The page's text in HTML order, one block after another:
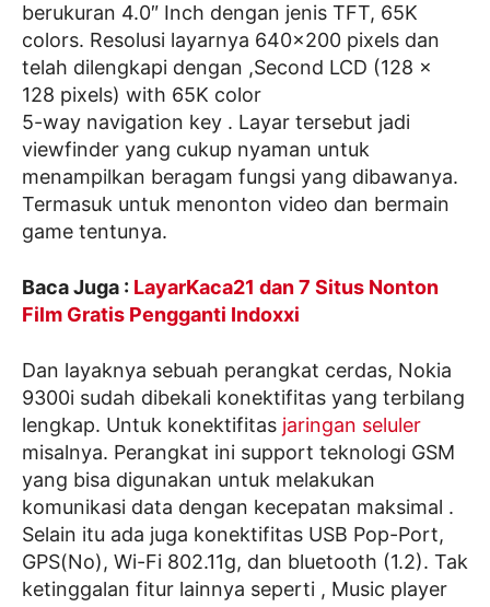
berukuran 4.0″ Inch dengan jenis TFT, 65K
colors. Resolusi layarnya 640×200 pixels dan
telah dilengkapi dengan ,Second LCD (128 x
128 pixels) with 65K color
5-way navigation key . Layar tersebut jadi
viewfinder yang cukup nyaman untuk
menampilkan beragam fungsi yang dibawanya.
Termasuk untuk menonton video dan bermain
game tentunya.
Baca Juga : LayarKaca21 dan 7 Situs Nonton
Film Gratis Pengganti Indoxxi
Dan layaknya sebuah perangkat cerdas, Nokia
9300i sudah dibekali konektifitas yang terbilang
lengkap. Untuk konektifitas jaringan seluler
misalnya. Perangkat ini support teknologi GSM
yang bisa digunakan untuk melakukan
komunikasi data dengan kecepatan maksimal .
Selain itu ada juga konektifitas USB Pop-Port,
GPS(No), Wi-Fi 802.11g, dan bluetooth (1.2). Tak
ketinggalan fitur lainnya seperti , Music player